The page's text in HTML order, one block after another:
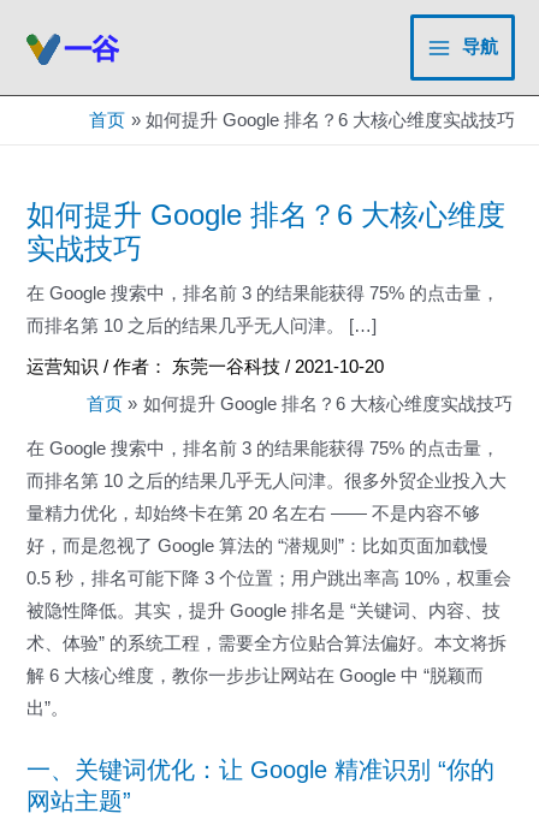
Main
Menu
导航
首页 如何提升 Google 排名？6 大核心维度实战技巧
如何提升 Google 排名？6 大核心维度
实战技巧
在 Google 搜索中，排名前 3 的结果能获得 75% 的点击量，
而排名第 10 之后的结果几乎无人问津。 […]
运营知识 / 作者： 东莞一谷科技/ 2021-10-20
首页
如何提升 Google 排名？6 大核心维度实战技巧
在 Google 搜索中，排名前 3 的结果能获得 75% 的点击量，
而排名第 10 之后的结果几乎无人问津。很多外贸企业投入大
量精力优化，却始终卡在第 20 名左右 —— 不是内容不够
好，而是忽视了 Google 算法的 “潜规则”：比如页面加载慢
0.5 秒，排名可能下降 3 个位置；用户跳出率高 10%，权重会
被隐性降低。其实，提升 Google 排名是 “关键词、内容、技
术、体验” 的系统工程，需要全方位贴合算法偏好。本文将拆
解 6 大核心维度，教你一步步让网站在 Google 中 “脱颖而
出”。
一、关键词优化：让 Google 精准识别 “你的
网站主题”